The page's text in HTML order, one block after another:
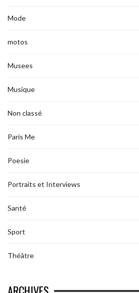
Mode
motos
Musees
Musique
Non classé
Paris Me
Poesie
Portraits et Interviews
Santé
Sport
Théâtre